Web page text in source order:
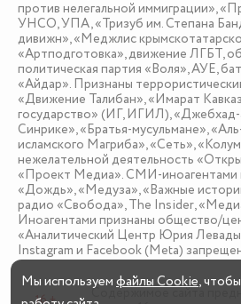
против нелегальной иммиграции»,
УНСО, УПА, «Тризуб им. Степана
дивижн», «Меджлис
«Артподготовка», движение ЛГБТ,
политическая партия «Воля», АУЕ,
«Айдар». Признаны
«Движение Талибан», «Имарат
государство» (ИГ, ИГИЛ),
Синрике», «Братья-мусульмане»,
исламского Магриба», «Сеть»,
нежелательной деятельность
«Проект Медиа». СМИ-иноагентами
«Дождь», «Медуза», «Важные
радио «Свобода», The Insider,
Иноагентами признаны общество/
«Аналитический Центр Юрия
Instagram и Facebook (Metа)
16 +
Содержимое сайта
Мы используемфайлы Cookie,